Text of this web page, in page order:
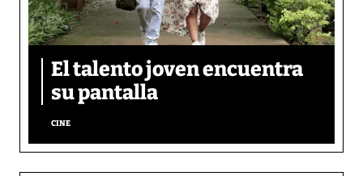
El talento joven encuentra
su pantalla​
CINE